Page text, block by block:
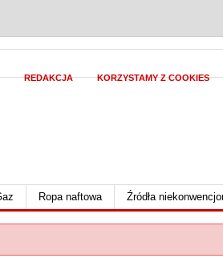
REDAKCJA KORZYSTAMY Z COOKIES
Ropa naftowa Źródła